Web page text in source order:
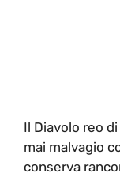
Il Diavolo reo
mai malvagio
conserva